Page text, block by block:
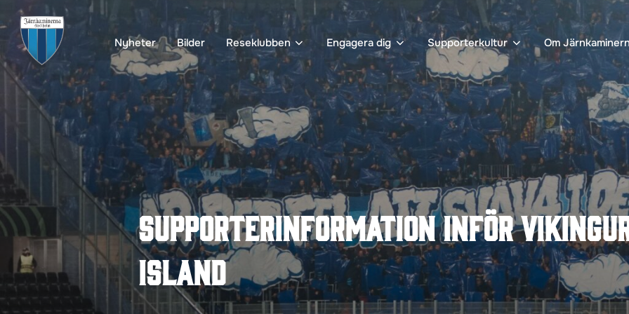
Hoppa
till
innehåll
Nyheter Bilder Reseklubben Engagera dig Supporterkultur Om
Supporterinformation inför
Island